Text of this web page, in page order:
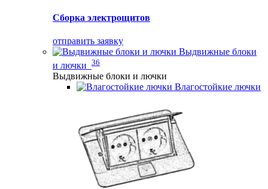
Сборка электрощитов
отправить заявку
Выдвижные блоки
и лючки 36
Выдвижные блоки и лючки
Влагостойкие лючки